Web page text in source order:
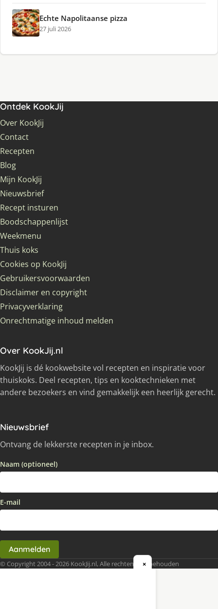
Echte Napolitaanse pizza
27 juli 2026
Ontdek KookJij
Over KookJij
Contact
Recepten
Blog
Mijn KookJij
Nieuwsbrief
Recept insturen
Boodschappenlijst
Weekmenu
Thuis koks
Cookies op KookJij
Gebruikersvoorwaarden
Disclaimer en copyright
Privacyverklaring
Onrechtmatige inhoud melden
Over KookJij.nl
KookJij is dé kookwebsite vol recepten en inspiratie voor
thuiskoks. Deel recepten, tips en kooktechnieken met
andere bezoekers en vind gemakkelijk een heerlijk gerecht.
Nieuwsbrief
Ontvang de lekkerste recepten in je inbox.
Naam (optioneel)
E-mail
Aanmelden
© Copyright 2004 - 2026 KookJij.nl, Alle rechten voorbehouden
×